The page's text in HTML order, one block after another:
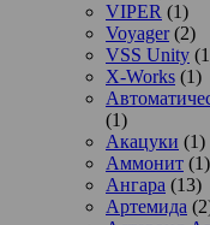
VIPER (1)
Voyager(2)
VSS Unity
X-Works (1)
(1)
Акацуки (1)
Аммонит (1)
Ангара (13)
Артемида